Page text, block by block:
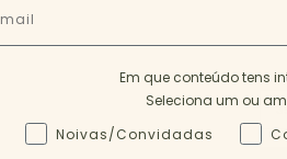
Em que conteúdo tens
Seleciona um ou
Tipo de Conteúdo - NL
Noivas/Convidadas